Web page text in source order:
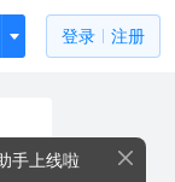
登录 注册
手上线啦